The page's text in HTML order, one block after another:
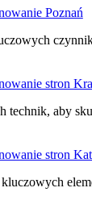
Poznań
stron
technik, aby
stron